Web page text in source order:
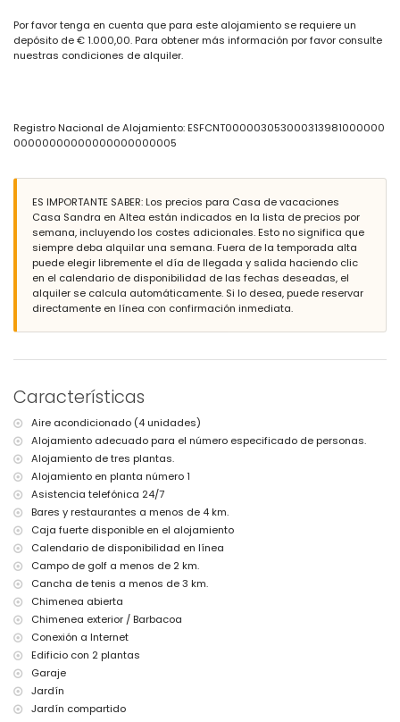
individuales (de 200 por 80 cm)
baño en suite con lavabo individual, combinación de
bañera/ducha, inodoro y secador de pelo
piscina comunitaria ovalada
piscina infantil
2 terrazas, de las cuales 1 está cubierta
barbacoa
ducha exterior
zona de estar exterior
plaza de garaje privada
Más información
pueblo más cercano: Altea (a menos de 5 kilómetros de la casa)
playa más cercana: Campomanes (a menos de 4 kilómetros de
segundo aeropuerto más cercano: Valencia (> 100 kilómetros)
transporte público cercano: autobús a 7 kilómetros
no se permiten mascotas
El alojamiento es muy adecuado para familias con niños
Servicios e instalaciones incluidos en el precio del alquiler de esta
casa de vacaciones
internet (WiFi)
aspiradora y plancha con tabla de planchar
ropa de cama, toallas y 2 camas supletorias
servicio de emergencia 24 horas
Servicios e instalaciones con coste adicional
aire acondicionado
Entretenimiento y actividades de ocio para sus vacaciones en
Altea, Costa Blanca
parque temático (Terra Mítica) y parque de naturaleza (Terra
Natura) (a menos de 10 kilómetros de la casa)
Lugares de interés y cultura en Altea, Costa Blanca
Por favor tenga en cuenta que para este alojamiento se requiere un
depósito de € 1.000,00. Para obtener más información por favor consulte
nuestras condiciones de alquiler.
Registro Nacional de Alojamiento: ESFCNT000003053000313981000000
00000000000000000000005
ES IMPORTANTE SABER: Los precios para Casa de vacaciones
Casa Sandra en Altea están indicados en la lista de precios por
semana, incluyendo los costes adicionales. Esto no significa que
siempre deba alquilar una semana. Fuera de la temporada alta
puede elegir libremente el día de llegada y salida haciendo clic
en el calendario de disponibilidad de las fechas deseadas, el
alquiler se calcula automáticamente. Si lo desea, puede reservar
directamente en línea con confirmación inmediata.
Características
Aire acondicionado (4 unidades)
Alojamiento adecuado para el número especificado de personas.
Alojamiento de tres plantas.
Alojamiento en planta número 1
Asistencia telefónica 24/7
Bares y restaurantes a menos de 4 km.
Caja fuerte disponible en el alojamiento
Calendario de disponibilidad en línea
Campo de golf a menos de 2 km.
Cancha de tenis a menos de 3 km.
Chimenea abierta
Chimenea exterior / Barbacoa
Conexión a Internet
Edificio con 2 plantas
Garaje
Jardín
Jardín compartido